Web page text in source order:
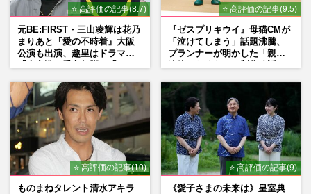
嵐・大野智、沖縄で個人サロン『さと島』
を開設も「お金の匂いがプンプン」熱狂フ
ァンも困惑する強気な“料…
週刊女性PRIME 2026/7/16
『嵐』経済効果1000億円ラストツアー後、
松本潤は若手育成に尽力・大野智は沖縄で
自由人、解散後の5色の未…
週刊女性2026年2月17日号 2026/7/16
⭐ 高評価の記事(8.7)
元BE:FIRST・三山凌輝は花乃
まりあと『愛の不時着』大阪
公演も出演、趣里はドラマ
⭐ 高評価の記事(9.5)
『ゼスプリキウイ』母猫CMが
「泣けてしまう」話題沸騰、
プランナーが明かした「親に
⭐ 高評価の記事(10)
ものまねタレント清水アキラ
⭐ 高評価の記事(9)
《愛子さまの未来は》皇室典